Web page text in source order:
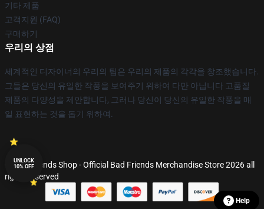
기타 제품
고객지원 (FAQ)
구매하기
우리의 상점
세계적인 디자이너의 우리의 팀은 우리의 제품의 각각을 창조했습니다.
그들은 당신의 유일한 작풍을 보여주기 위하여 다만 아닙니다 고품질
제품의 다양성을 제안합니다, 그러나 당신이 당신의 유일한 작풍을 매
일 표현하는 것을 돕기 위하여.
© Bad Friends Shop - Official Bad Friends Merchandise Store 2026 all
rights reserved
UNLOCK
10% OFF
Help